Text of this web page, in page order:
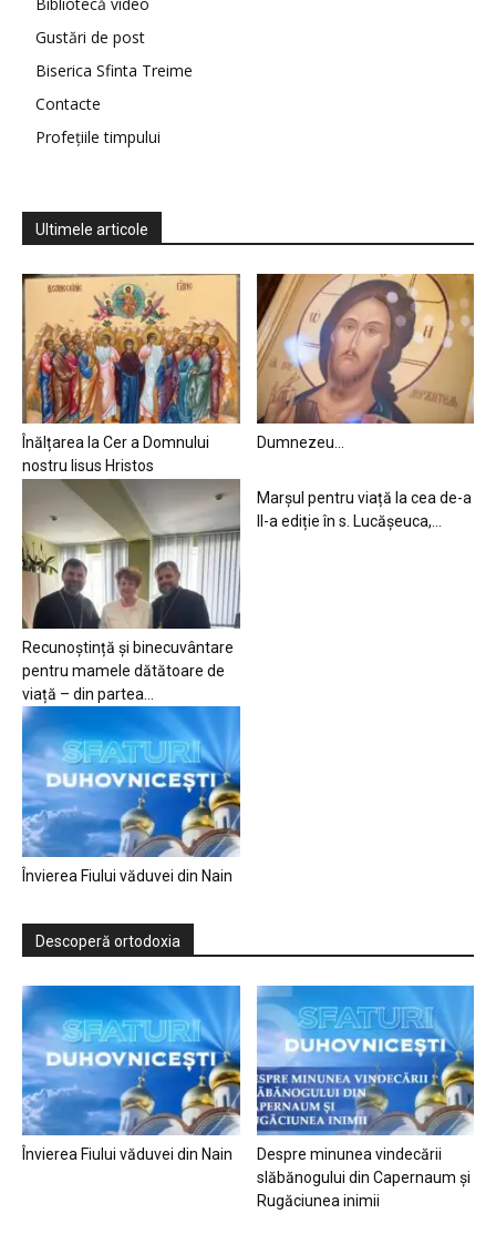
Gustări de post
Biserica Sfinta Treime
Contacte
Profețiile timpului
Ultimele articole
Înălțarea la Cer a Domnului
nostru Iisus Hristos
Dumnezeu…
Recunoștință și binecuvântare
pentru mamele dătătoare de
viață – din partea...
Marșul pentru viață la cea de-a
II-a ediție în s. Lucășeuca,...
Învierea Fiului văduvei din Nain
Descoperă ortodoxia
Învierea Fiului văduvei din Nain
Despre minunea vindecării
slăbănogului din Capernaum și
Rugăciunea inimii